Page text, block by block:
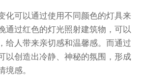
化可以通过使用不同颜色的灯具来
通过红色的灯光照射建筑物，可以
给人带来亲切感和温馨感。而通过
以创造出冷静、神秘的氛围，形成
境感。